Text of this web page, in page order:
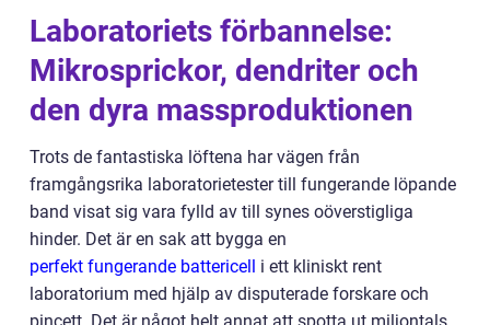
Laboratoriets förbannelse:
Mikrosprickor, dendriter och
den dyra massproduktionen
Trots de fantastiska löftena har vägen från
framgångsrika laboratorietester till fungerande löpande
band visat sig vara fylld av till synes oöverstigliga
hinder. Det är en sak att bygga en
perfekt fungerande battericell
i ett kliniskt rent
laboratorium med hjälp av disputerade forskare och